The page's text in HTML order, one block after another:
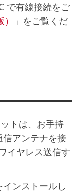
で有線接続をご
」をご覧くだ
ト は、お手持
アンテナを接
イヤレス送信す
インストールし